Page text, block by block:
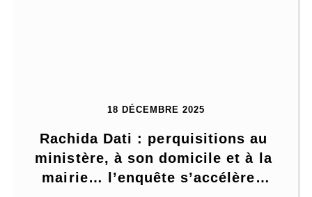
18 DÉCEMBRE 2025
Rachida Dati : perquisitions au
ministère, à son domicile et à la
mairie… l’enquête s’accélère…